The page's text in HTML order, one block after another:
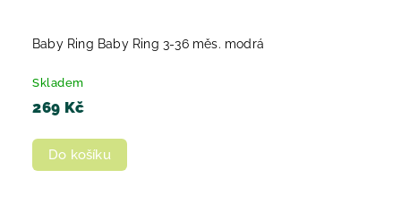
Baby Ring Baby Ring 3-36 měs. modrá
Skladem
269 Kč
Do košíku